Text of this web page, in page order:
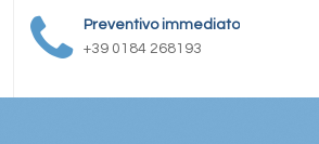
Preventivo immediato
+39 0184 268193